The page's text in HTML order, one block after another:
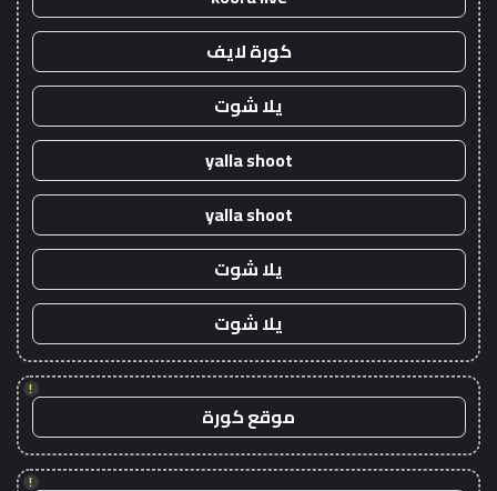
كورة لايف
يلا شوت
yalla shoot
yalla shoot
يلا شوت
يلا شوت
!
موقع كورة
!